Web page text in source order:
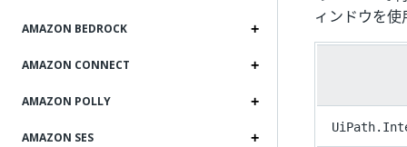
AMAZON BEDROCK
AMAZON CONNECT
AMAZON POLLY
AMAZON SES
ィンドウを